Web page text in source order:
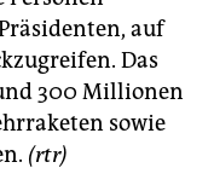
auf
Das
300 Millionen
sowie
(rtr)